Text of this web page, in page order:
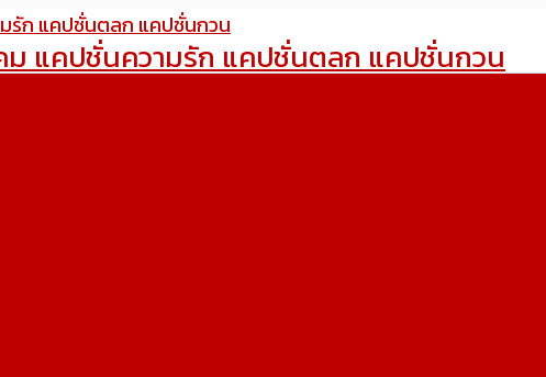
ม แคปชั่นความรัก แคปชั่นตลก แคปชั่นกวน